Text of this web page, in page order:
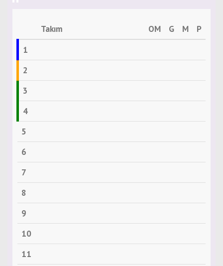
Takım OM G M
P
1
2
3
4
5
6
7
8
9
10
11